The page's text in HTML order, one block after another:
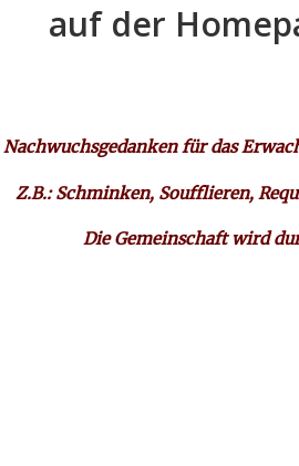
auf der
Nachwuchsgedanken für das
Z.B.: Schminken, Soufflieren,
Die Gemeinschaft wird